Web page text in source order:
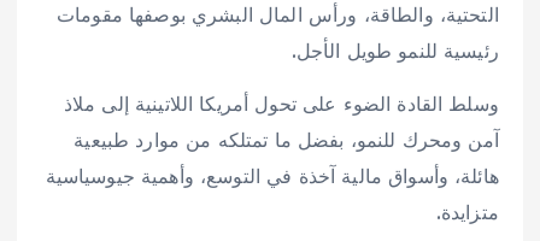
التحتية، والطاقة، ورأس المال البشري بوصفها مقومات
رئيسية للنمو طويل الأجل.
وسلط القادة الضوء على تحول أمريكا اللاتينية إلى ملاذ
آمن ومحرك للنمو، بفضل ما تمتلكه من موارد طبيعية
هائلة، وأسواق مالية آخذة في التوسع، وأهمية جيوسياسية
متزايدة.